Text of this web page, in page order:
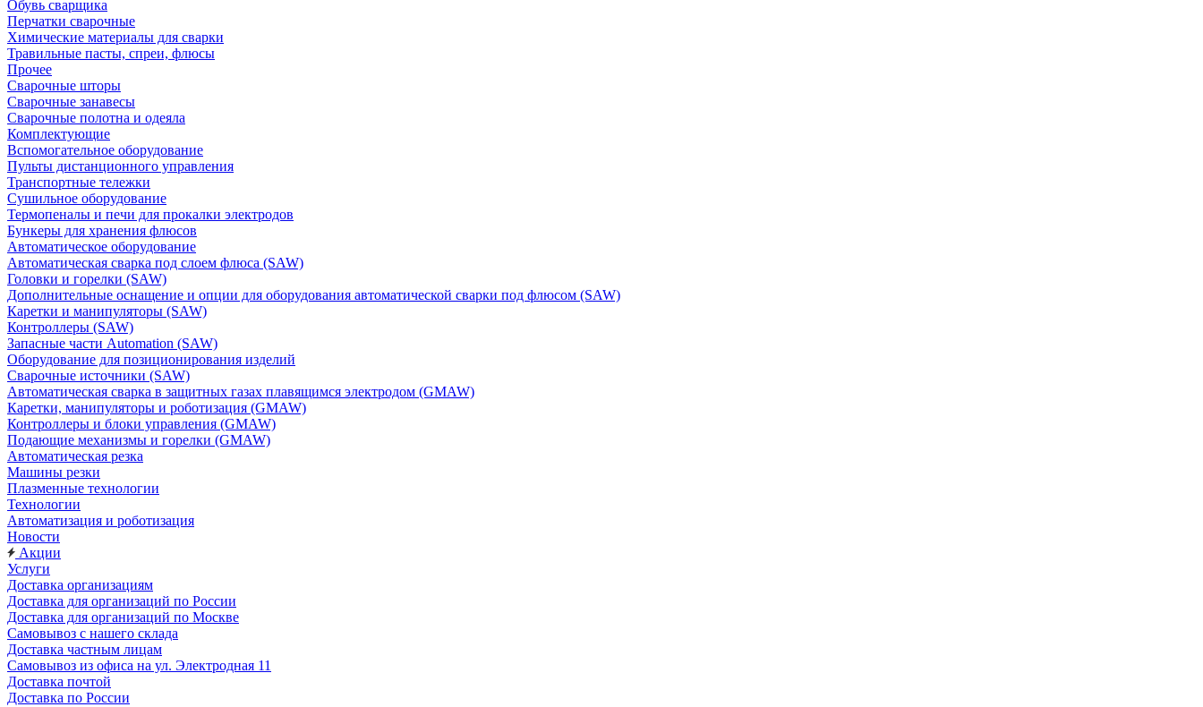
Обувь сварщика
Перчатки сварочные
Химические материалы для сварки
Травильные пасты, спреи, флюсы
Прочее
Сварочные шторы
Сварочные занавесы
Сварочные полотна и одеяла
Комплектующие
Вспомогательное оборудование
Пульты дистанционного управления
Транспортные тележки
Сушильное оборудование
Термопеналы и печи для прокалки электродов
Бункеры для хранения флюсов
Автоматическое оборудование
Автоматическая сварка под слоем флюса (SAW)
Головки и горелки (SAW)
Дополнительные оснащение и опции для оборудования автоматической сварки под флюсом (SAW)
Каретки и манипуляторы (SAW)
Контроллеры (SAW)
Запасные части Automation (SAW)
Оборудование для позиционирования изделий
Сварочные источники (SAW)
Автоматическая сварка в защитных газах плавящимся электродом (GMAW)
Каретки, манипуляторы и роботизация (GMAW)
Контроллеры и блоки управления (GMAW)
Подающие механизмы и горелки (GMAW)
Автоматическая резка
Машины резки
Плазменные технологии
Технологии
Автоматизация и роботизация
Новости
Акции
Услуги
Доставка организациям
Доставка для организаций по России
Доставка для организаций по Москве
Самовывоз с нашего склада
Доставка частным лицам
Самовывоз из офиса на ул. Электродная 11
Доставка почтой
Доставка по России